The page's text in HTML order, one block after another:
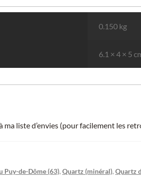
0.150 kg
6.1 × 4 × 5
ma liste d’envies (pour facilement les
Puy-de-Dôme (63), Quartz (minéral), Quartz